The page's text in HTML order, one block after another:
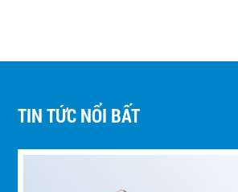
TIN TỨC NỔI BẤT